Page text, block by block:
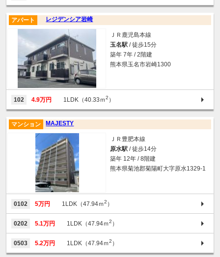
レジデンシア岩崎
アパート
ＪＲ鹿児島本線
玉名駅 / 徒歩15分
築年 7年 / 2階建
熊本県玉名市岩崎1300
102 4.9万円 1LDK（40.33ｍ2 ）
MAJESTY
マンション
ＪＲ豊肥本線
原水駅 / 徒歩14分
築年 12年 / 8階建
熊本県菊池郡菊陽町大字原水1329-1
0102 5万円 1LDK（47.94ｍ2 ）
0202 5.1万円 1LDK（47.94ｍ2 ）
0503 5.2万円 1LDK（47.94ｍ2 ）